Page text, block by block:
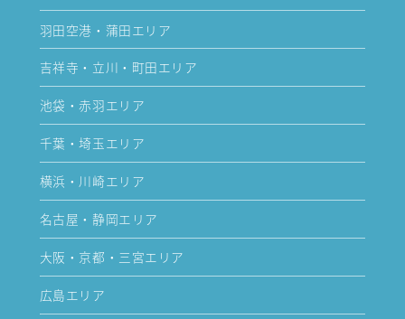
羽田空港・蒲田エリア
吉祥寺・立川・町田エリア
池袋・赤羽エリア
千葉・埼玉エリア
横浜・川崎エリア
名古屋・静岡エリア
大阪・京都・三宮エリア
広島エリア